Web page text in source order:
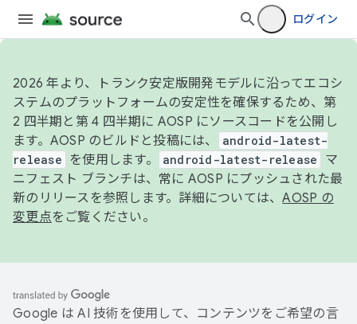
ログイン
2026 年より、トランク安定版開発モデルに沿ってエコシ
ステムのプラットフォームの安定性を確保するため、第
2 四半期と第 4 四半期に AOSP にソースコードを公開し
ます。AOSP のビルドと投稿には、
android-latest-
release
を使用します。 android-latest-release
マ
ニフェスト ブランチは、常に AOSP にプッシュされた最
新のリリースを参照します。詳細については、AOSP の
変更点をご覧ください。
Google は AI 技術を使用して、コンテンツをご希望の言